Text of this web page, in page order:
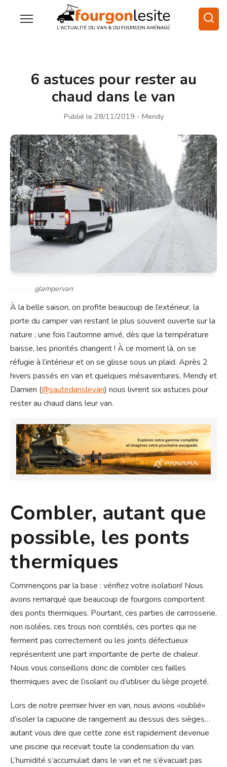
6 astuces pour rester au
chaud dans le van
Publié le 28/11/2019 - Mendy
glampervan
À la belle saison, on profite beaucoup de l’extérieur, la
porte du camper van restant le plus souvent ouverte sur la
nature ; une fois l’automne arrivé, dès que la température
baisse, les priorités changent ! À ce moment là, on se
réfugie à l’intérieur et on se glisse sous un plaid. Après 2
hivers passés en van et quelques mésaventures, Mendy et
Damien (@sautedanslevan) nous livrent six astuces pour
rester au chaud dans leur van.
Combler, autant que
possible, les ponts
thermiques
Commençons par la base : vérifiez votre isolation! Nous
avons remarqué que beaucoup de fourgons comportent
des ponts thermiques. Pourtant, ces parties de carrosserie,
non isolées, ces trous non comblés, ces portes qui ne
ferment pas correctement ou les joints défectueux
représentent une part importante de perte de chaleur.
Nous vous conseillons donc de combler ces failles
thermiques avec de l’isolant ou d’utiliser du liège projeté.
Lors de notre premier hiver en van, nous avions «oublié»
d’isoler la capucine de rangement au dessus des sièges…
autant vous dire que cette zone est rapidement devenue
une piscine qui recevait toute la condensation du van.
L’humidité s’accumulait dans le van et ne s’évacuait pas